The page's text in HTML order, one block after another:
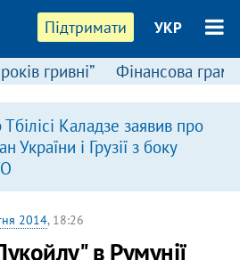
Підтримати УКР
гривні” Фінансова
Каладзе заявив про
України і Грузії з боку
2014, 18:26
в Румунії